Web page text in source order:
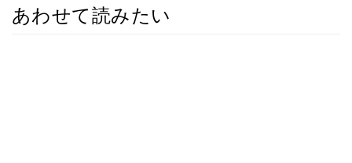
あわせて読みたい